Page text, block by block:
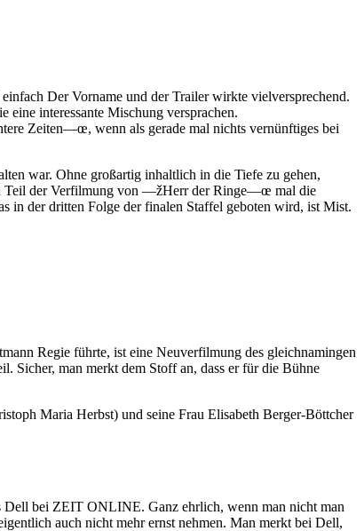
Der Vorname und der Trailer wirkte vielversprechend.
interessante Mischung versprachen.
Zeiten—œ, wenn als gerade mal nichts vernünftiges bei
war. Ohne großartig inhaltlich in die Tiefe zu gehen,
Teil der Verfilmung von —žHerr der Ringe—œ mal die
in der dritten Folge der finalen Staffel geboten wird, ist Mist.
Regie führte, ist eine Neuverfilmung des gleichnamingen
Sicher, man merkt dem Stoff an, dass er für die Bühne
Maria Herbst) und seine Frau Elisabeth Berger-Böttcher
Dell bei ZEIT ONLINE. Ganz ehrlich, wenn man nicht man
auch nicht mehr ernst nehmen. Man merkt bei Dell,